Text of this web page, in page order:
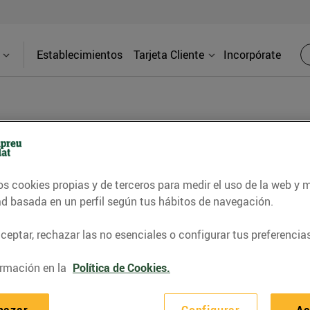
Establecimientos Tarjeta Cliente Incorpórate
recetas, consejos nutricionales, información
cookies propias y de terceros para medir el uso de la web y
basada en un perfil según tus hábitos de navegación.
rechazar las no esenciales o configurar tus
en la Política de Cookies.